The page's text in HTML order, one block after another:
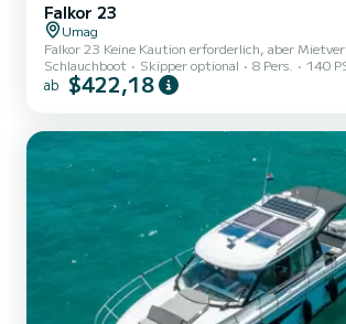
Falkor 23
Umag
Falkor 23 Keine Kaution erforderlich, aber
Schlauchboot
Skipper optional 8 Pers. 140
ab $422,18